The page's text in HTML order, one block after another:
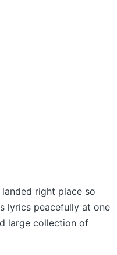
right place so
lyrics peacefully at one
large collection of